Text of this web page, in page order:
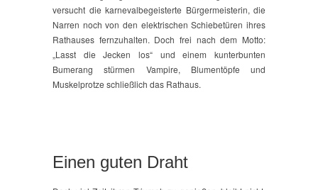
versucht die karnevalbegeisterte Bürgermeisterin, die
Narren noch von den elektrischen Schiebetüren ihres
Rathauses fernzuhalten. Doch frei nach dem Motto:
„Lasst die Jecken los“ und einem kunterbunten
Bumerang stürmen Vampire, Blumentöpfe und
Muskelprotze schließlich das Rathaus.
Einen guten Draht